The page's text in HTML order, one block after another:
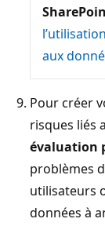
aux
Pour créer
risques liés
évaluation
problèmes
utilisateurs
données à